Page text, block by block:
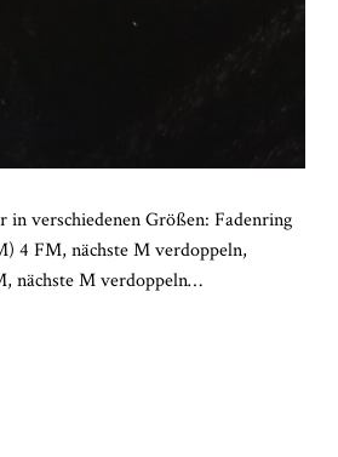
verschiedenen Größen: Fadenring
4 FM, nächste M verdoppeln,
3 FM, nächste M verdoppeln…